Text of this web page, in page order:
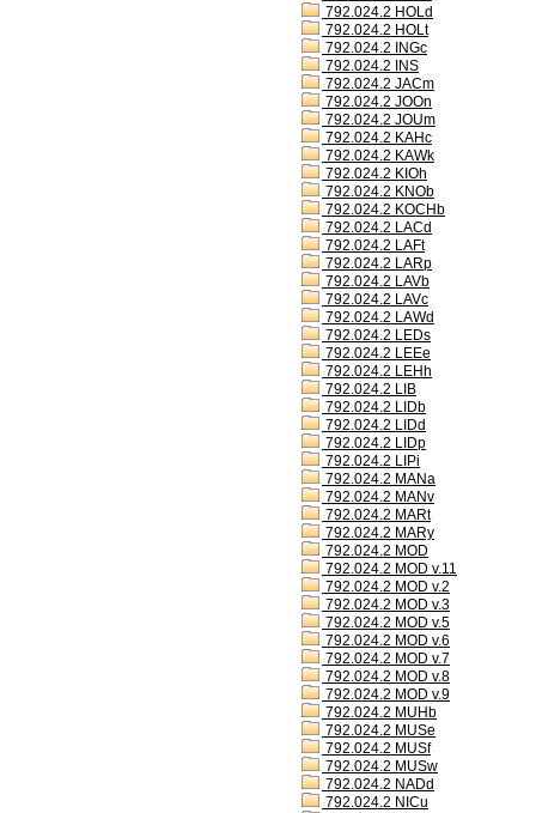
792.024.2 HOLd
792.024.2 HOLt
792.024.2 INGc
792.024.2 INS
792.024.2 JACm
792.024.2 JOOn
792.024.2 JOUm
792.024.2 KAHc
792.024.2 KAWk
792.024.2 KIOh
792.024.2 KNOb
792.024.2 KOCHb
792.024.2 LACd
792.024.2 LAFt
792.024.2 LARp
792.024.2 LAVb
792.024.2 LAVc
792.024.2 LAWd
792.024.2 LEDs
792.024.2 LEEe
792.024.2 LEHh
792.024.2 LIB
792.024.2 LIDb
792.024.2 LIDd
792.024.2 LIDp
792.024.2 LIPi
792.024.2 MANa
792.024.2 MANv
792.024.2 MARt
792.024.2 MARy
792.024.2 MOD
792.024.2 MOD v.11
792.024.2 MOD v.2
792.024.2 MOD v.3
792.024.2 MOD v.5
792.024.2 MOD v.6
792.024.2 MOD v.7
792.024.2 MOD v.8
792.024.2 MOD v.9
792.024.2 MUHb
792.024.2 MUSe
792.024.2 MUSf
792.024.2 MUSw
792.024.2 NADd
792.024.2 NICu